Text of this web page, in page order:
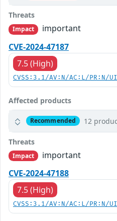
Threats
Impact
important
CVE-2024-47187
7.5 (High)
CVSS:3.1/AV:N/AC:L/PR:N/
Affected products
Recommended 12
Threats
Impact
important
CVE-2024-47188
7.5 (High)
CVSS:3.1/AV:N/AC:L/PR:N/